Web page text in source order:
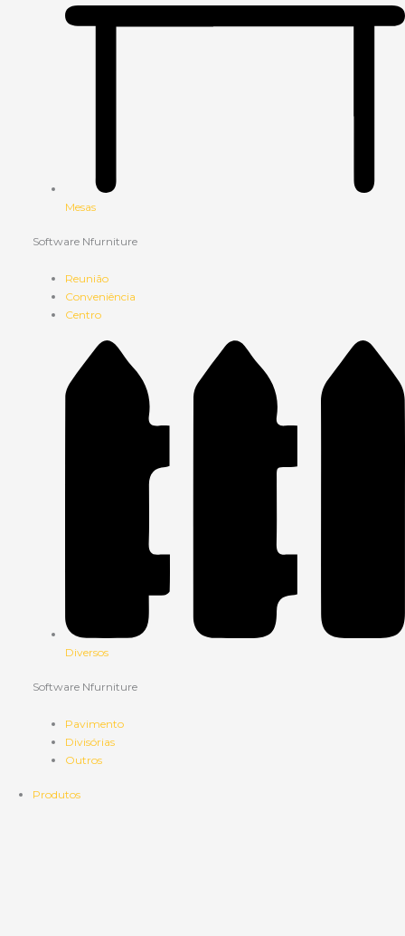
Mesas
Software Nfurniture
Reunião
Conveniência
Centro
Diversos
Software Nfurniture
Pavimento
Divisórias
Outros
Produtos